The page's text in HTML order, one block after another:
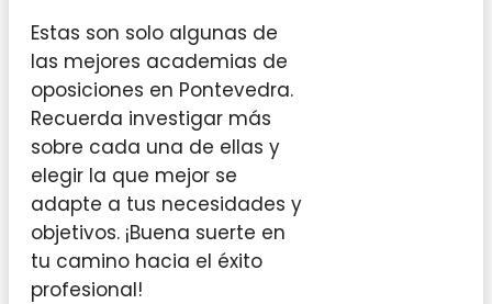
Estas son solo algunas de
las mejores academias de
oposiciones en Pontevedra.
Recuerda investigar más
sobre cada una de ellas y
elegir la que mejor se
adapte a tus necesidades y
objetivos. ¡Buena suerte en
tu camino hacia el éxito
profesional!